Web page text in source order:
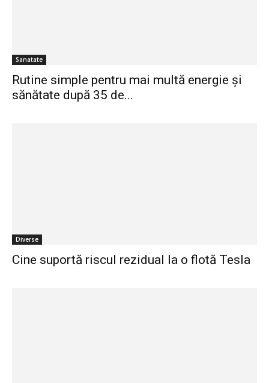
Sanatate
Rutine simple pentru mai multă energie și
sănătate după 35 de...
Diverse
Cine suportă riscul rezidual la o flotă Tesla